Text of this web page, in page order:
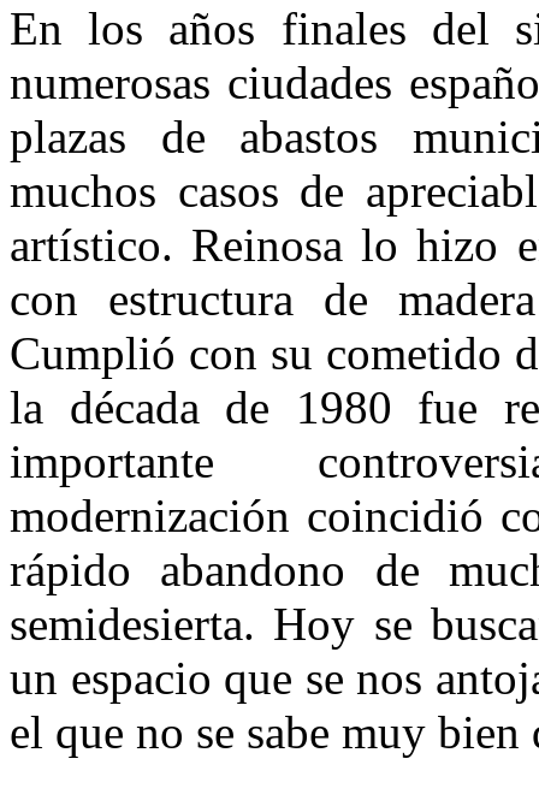
En los años finales del
numerosas ciudades
plazas de abastos
muchos casos de
artístico. Reinosa lo hizo
con estructu­ra de
Cumplió con su cometido
la década de 1980 fue
importante
modernización coincidió
rápido abandono de
semidesierta. Hoy se
un espacio que se nos
el que no se sabe muy bien